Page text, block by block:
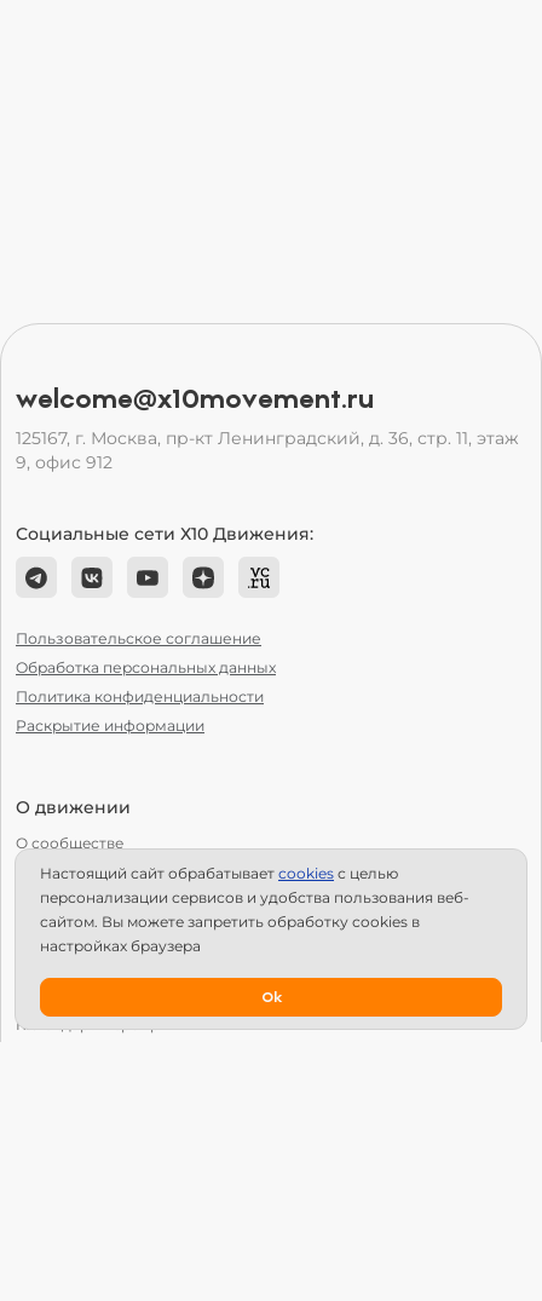
welcome@x10movement.ru
125167, г. Москва, пр-кт Ленинградский, д. 36, стр. 11, этаж
9, офис 912
Социальные сети Х10 Движения:
Пользовательское соглашение
Обработка персональных данных
Политика конфиденциальности
Раскрытие информации
О движении
О сообществе
С чего начать?
Структура Х10
Как стать региональным лидером?
Календарь мероприятий
Настоящий сайт обрабатывает сookies с целью
персонализации сервисов и удобства пользования веб-
сайтом. Вы можете запретить обработку сookies в
настройках браузера
Ok